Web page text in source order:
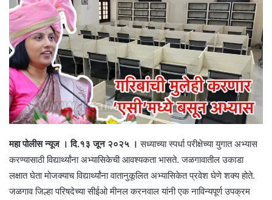
महा पोलीस न्यूज । दि.१३ जून २०२५ । सध्याच्या स्पर्धा परीक्षेच्या युगात अभ्यास
करण्यासाठी विद्यार्थ्यांना अभ्यासिकेची आवश्यकता भासते. जळगावातील उकाडा
लक्षात घेता मोजक्याच विद्यार्थ्यांना वातानुकूलित अभ्यासिकेत प्रवेश घेणे शक्य होते.
जळगाव जिल्हा परिषदेच्या सीईओ मीनल करनवाल यांनी एक नाविन्यपूर्ण उपक्रम